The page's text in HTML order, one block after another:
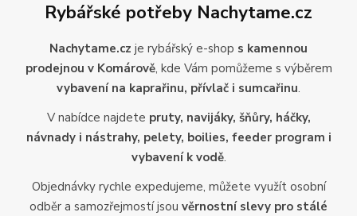
Rybářské potřeby Nachytame.cz
Nachytame.cz je rybářský e-shop s kamennou
prodejnou v Komárově, kde Vám pomůžeme s výběrem
vybavení na kaprařinu, přívlač i sumcařinu.
V nabídce najdete pruty, navijáky, šňůry, háčky,
návnady i nástrahy, pelety, boilies, feeder program i
vybavení k vodě.
Objednávky rychle expedujeme, můžete využít osobní
odběr a samozřejmostí jsou věrnostní slevy pro stálé